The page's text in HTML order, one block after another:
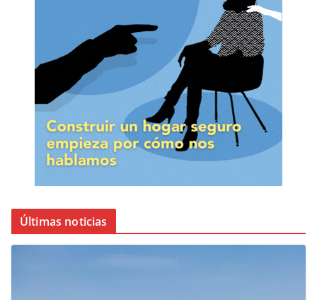
Últimas noticias